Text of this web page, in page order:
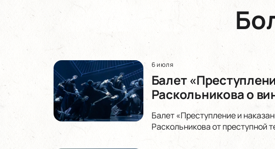
6 июля
Балет
Раскольникова о
Балет «Преступление и
Раскольникова от преступной